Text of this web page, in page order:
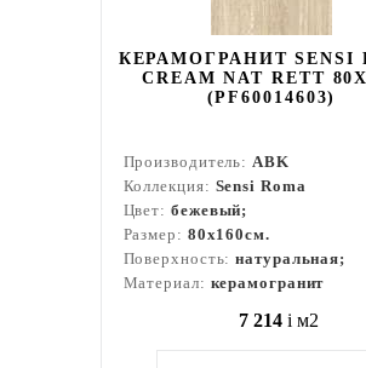
КЕРАМОГРАНИТ SENSI
CREAM NAT RETT
(PF60014603)
Производитель:ABK
Коллекция: Sensi Roma
Цвет: бежевый;
Размер: 80x160см.
Поверхность:натуральная;
Материал: керамогранит
7 214 i м2